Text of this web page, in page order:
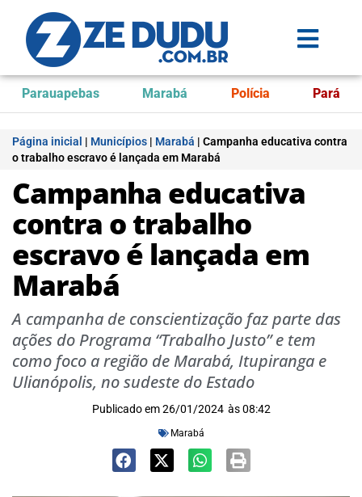
Parauapebas Marabá Polícia Pará
Página inicial | Municípios | Marabá | Campanha educativa contra
o trabalho escravo é lançada em Marabá
Campanha educativa
contra o trabalho
escravo é lançada em
Marabá
A campanha de conscientização faz parte das
ações do Programa “Trabalho Justo” e tem
como foco a região de Marabá, Itupiranga e
Ulianópolis, no sudeste do Estado
Publicado em 26/01/2024 às 08:42
Marabá